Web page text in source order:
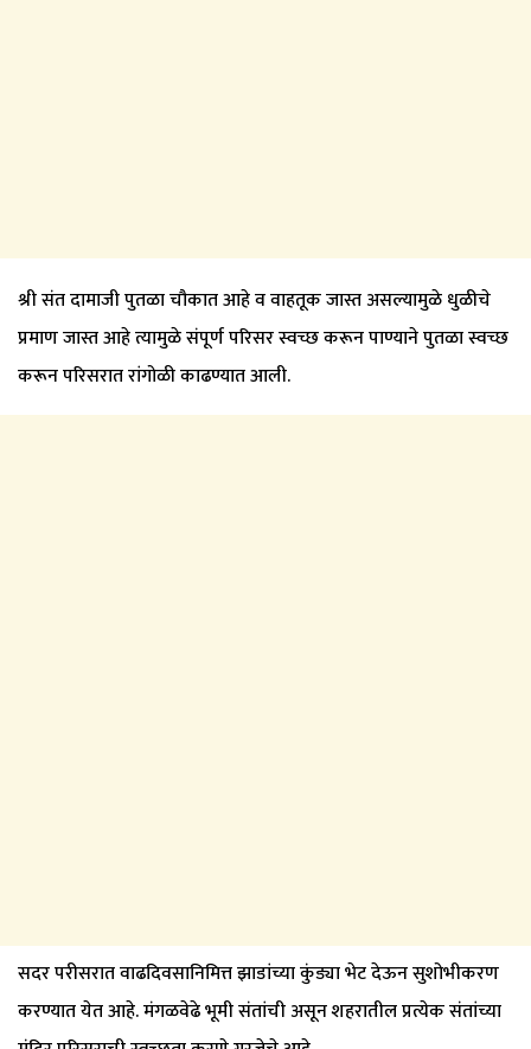
श्री संत दामाजी पुतळा चौकात आहे व वाहतूक जास्त असल्यामुळे धुळीचे
प्रमाण जास्त आहे त्यामुळे संपूर्ण परिसर स्वच्छ करून पाण्याने पुतळा स्वच्छ
करून परिसरात रांगोळी काढण्यात आली.
सदर परीसरात वाढदिवसानिमित्त झाडांच्या कुंड्या भेट देऊन सुशोभीकरण
करण्यात येत आहे. मंगळवेढे भूमी संतांची असून शहरातील प्रत्येक संतांच्या